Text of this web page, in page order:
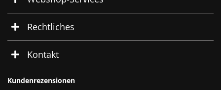
Rechtliches
Kontakt
Kundenrezensionen